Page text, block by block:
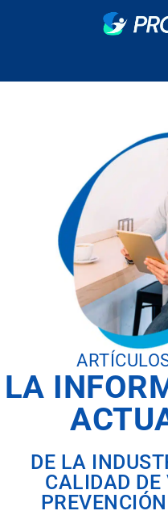
LA
DE LA
CALIDAD